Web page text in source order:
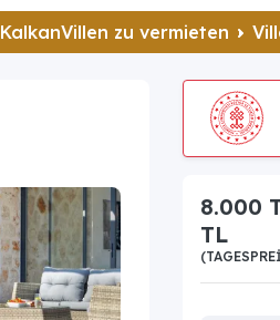
KalkanVillen zu vermieten
8.000
TL